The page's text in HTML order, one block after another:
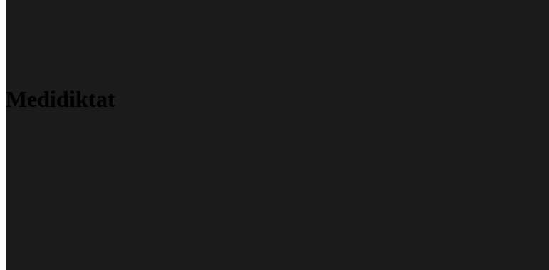
Medidiktat